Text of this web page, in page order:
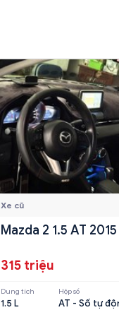
Xe cũ
Mazda 2 1.5 AT 2015
315 triệu
Dung tích
1.5 L
Hộp số
AT - Số tự